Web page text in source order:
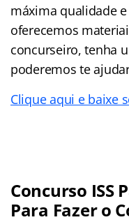
máxima qualidade
oferecemos
concurseiro, tenha
poderemos te
Clique aqui e baixe
Concurso ISS
Para Fazer o